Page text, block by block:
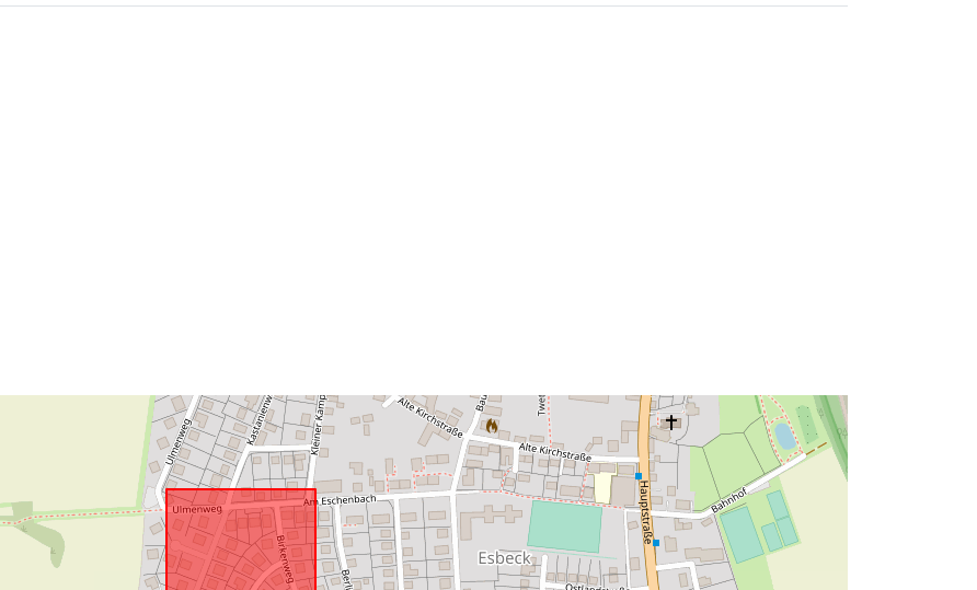
http://data.europa.eu/eli/reg/2009/97
6
uriRef:
http://data.europa.eu/88u/dataset/31
17792b-171e-492a-8085-
c910e86d4bbf